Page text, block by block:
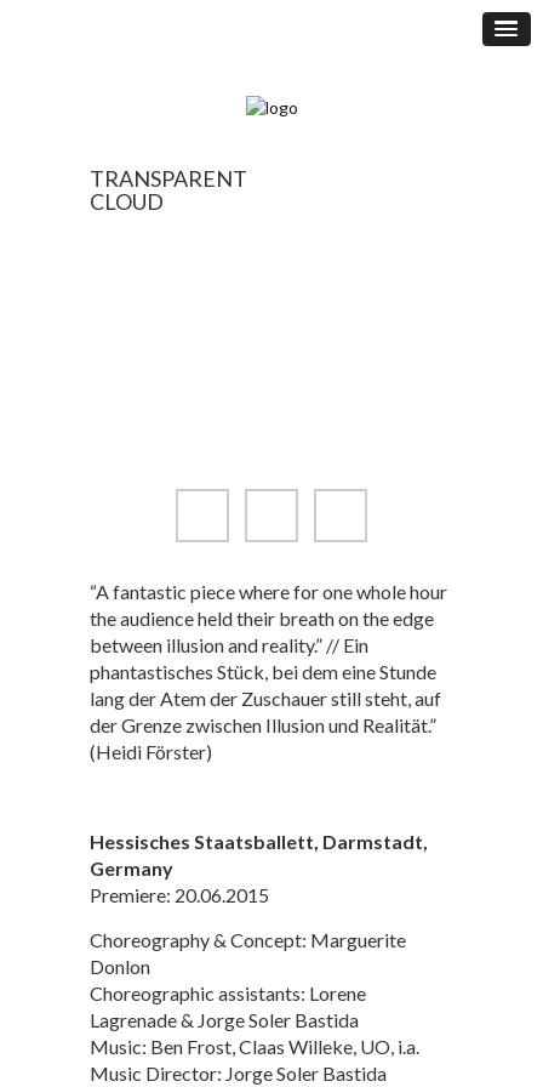
TRANSPARENT
CLOUD
“A fantastic piece where for one whole hour
the audience held their breath on the edge
between illusion and reality.” // Ein
phantastisches Stück, bei dem eine Stunde
lang der Atem der Zuschauer still steht, auf
der Grenze zwischen Illusion und Realität.”
(Heidi Förster)
Hessisches Staatsballett, Darmstadt,
Germany
Premiere: 20.06.2015
Choreography & Concept: Marguerite
Donlon
Choreographic assistants: Lorene
Lagrenade & Jorge Soler Bastida
Music: Ben Frost, Claas Willeke, UO, i.a.
Music Director: Jorge Soler Bastida